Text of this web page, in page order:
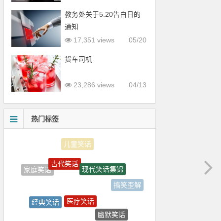
教务处关于5.20告白日的
通知
05/20
17,351 views
货车司机
04/13
23,286 views
热门标签
家庭笑话
古代笑话
现代笑话集锦
搞笑歪解
经典笑话
幽默笑话